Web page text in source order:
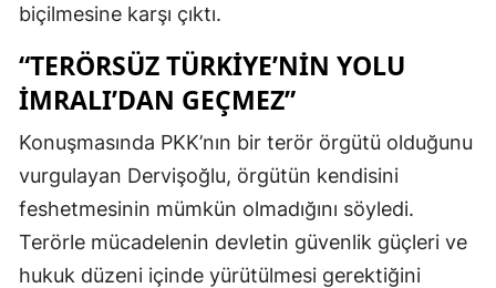
biçilmesine karşı çıktı.
“TERÖRSÜZ TÜRKIYE’NIN YOLU
İMRALI’DAN GEÇMEZ”
Konuşmasında PKK’nın bir terör örgütü olduğunu
vurgulayan Dervişoğlu, örgütün kendisini
feshetmesinin mümkün olmadığını söyledi.
Terörle mücadelenin devletin güvenlik güçleri ve
hukuk düzeni içinde yürütülmesi gerektiğini